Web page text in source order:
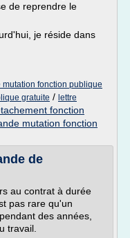
de reprendre le
je réside dans
fonction publique
gratuite / lettre
fonction
mutation fonction
de
au contrat à durée
pas rare qu'un
des années,
travail.